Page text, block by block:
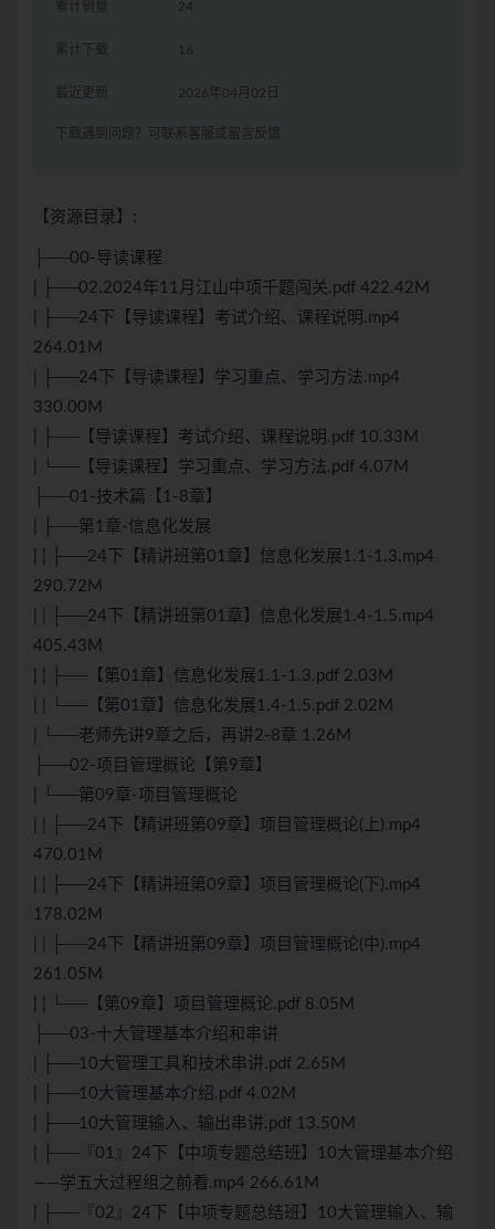
累计销量 24
累计下载 16
最近更新 2026年04月02日
下载遇到问题？可联系客服或留言反馈
【资源目录】:
├──00-导读课程
| ├──02.2024年11月江山中项千题闯关.pdf 422.42M
| ├──24下【导读课程】考试介绍、课程说明.mp4
264.01M
| ├──24下【导读课程】学习重点、学习方法.mp4
330.00M
| ├──【导读课程】考试介绍、课程说明.pdf 10.33M
| └──【导读课程】学习重点、学习方法.pdf 4.07M
├──01-技术篇【1-8章】
| ├──第1章-信息化发展
| | ├──24下【精讲班第01章】信息化发展1.1-1.3.mp4
290.72M
| | ├──24下【精讲班第01章】信息化发展1.4-1.5.mp4
405.43M
| | ├──【第01章】信息化发展1.1-1.3.pdf 2.03M
| | └──【第01章】信息化发展1.4-1.5.pdf 2.02M
| └──老师先讲9章之后，再讲2-8章 1.26M
├──02-项目管理概论【第9章】
| └──第09章-项目管理概论
| | ├──24下【精讲班第09章】项目管理概论(上).mp4
470.01M
| | ├──24下【精讲班第09章】项目管理概论(下).mp4
178.02M
| | ├──24下【精讲班第09章】项目管理概论(中).mp4
261.05M
| | └──【第09章】项目管理概论.pdf 8.05M
├──03-十大管理基本介绍和串讲
| ├──10大管理工具和技术串讲.pdf 2.65M
| ├──10大管理基本介绍.pdf 4.02M
| ├──10大管理输入、输出串讲.pdf 13.50M
| ├──『01』24下【中项专题总结班】10大管理基本介绍
——学五大过程组之前看.mp4 266.61M
| ├──『02』24下【中项专题总结班】10大管理输入、输